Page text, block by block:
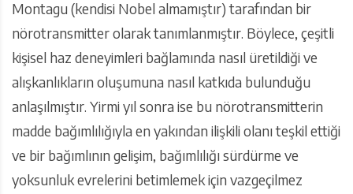
Montagu (kendisi Nobel almamıştır) tarafından bir
nörotransmitter olarak tanımlanmıştır. Böylece, çeşitli
kişisel haz deneyimleri bağlamında nasıl üretildiği ve
alışkanlıkların oluşumuna nasıl katkıda bulunduğu
anlaşılmıştır. Yirmi yıl sonra ise bu nörotransmitterin
madde bağımlılığıyla en yakından ilişkili olanı teşkil ettiği
ve bir bağımlının gelişim, bağımlılığı sürdürme ve
yoksunluk evrelerini betimlemek için vazgeçilmez